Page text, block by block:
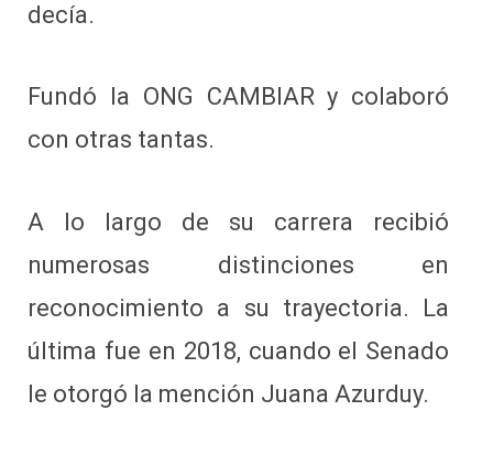
decía.
Fundó la ONG CAMBIAR y colaboró
con otras tantas.
A lo largo de su carrera recibió
numerosas distinciones en
reconocimiento a su trayectoria. La
última fue en 2018, cuando el Senado
le otorgó la mención Juana Azurduy.